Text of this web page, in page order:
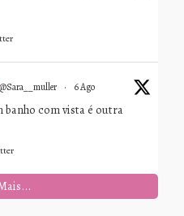
@sara__muller · 6 Ago
banho com vista é outra